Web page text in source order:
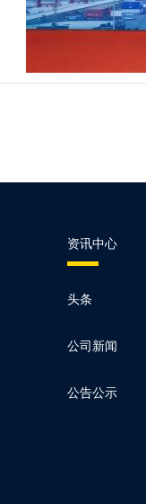
资讯中心
头条
公司新闻
公告公示